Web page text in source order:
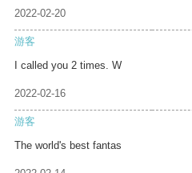
2022-02-20
游客
I called you 2 times. W
2022-02-16
游客
The world's best fantas